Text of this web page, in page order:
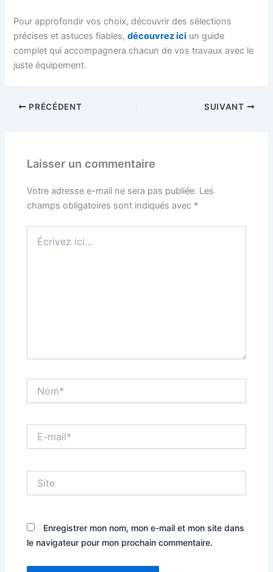
Pour approfondir vos choix, découvrir des sélections
précises et astuces fiables,découvrez ici un guide
complet qui accompagnera chacun de vos travaux avec le
juste équipement.
PRÉCÉDENT SUIVANT
Laisser un commentaire
Votre adresse e-mail ne sera pas publiée. Les
champs obligatoires sont indiqués avec *
ici…
mail*
Enregistrer mon nom, mon e-mail et mon site dans
le navigateur pour mon prochain commentaire.